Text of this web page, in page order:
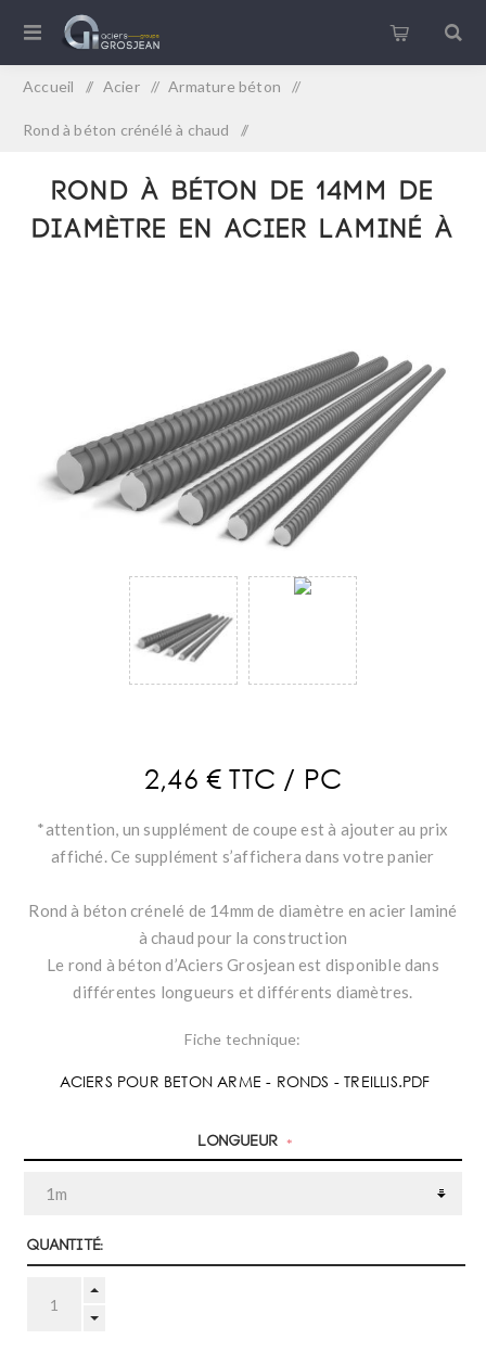
Accueil / Acier / Armature béton /
Rond à béton crénélé à chaud /
Rond à béton de 14mm de diamètre en acier laminé à chaud
Rond à béton de 14mm de
diamètre en acier laminé à
2,46 € TTC / PC
*attention, un supplément de coupe est à ajouter au prix
affiché. Ce supplément s’affichera dans votre panier
Rond à béton crénelé de 14mm de diamètre en acier laminé
à chaud pour la construction
Le rond à béton d’Aciers Grosjean est disponible dans
différentes longueurs et différents diamètres.
Fiche technique:
ACIERS POUR BETON ARME - RONDS - TREILLIS.PDF
Longueur *
Quantité: